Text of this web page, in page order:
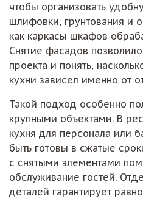
чтобы организовать
шлифовки, грунтования и
как каркасы шкафов
Снятие фасадов
проекта и понять,
кухни зависел именно от
Такой подход особенно
крупными объектами. В
кухня для персонала или
быть готовы в сжатые
с снятыми элементами
обслуживание гостей.
деталей гарантирует